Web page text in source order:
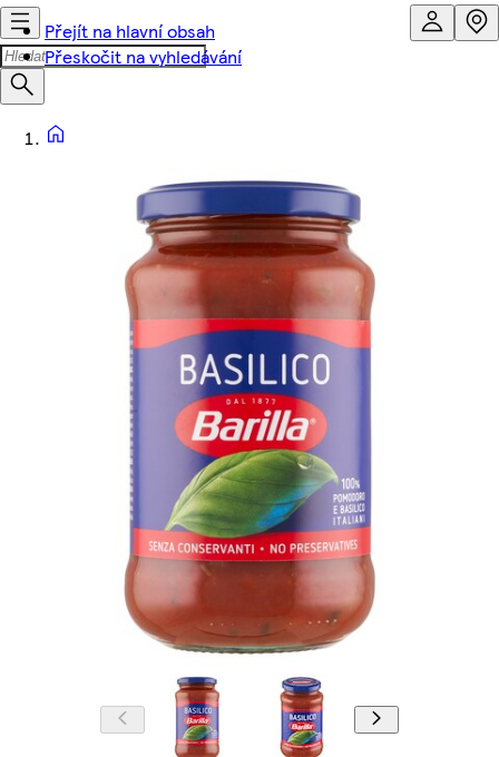
Přejít na hlavní obsah
Přeskočit na vyhledávání